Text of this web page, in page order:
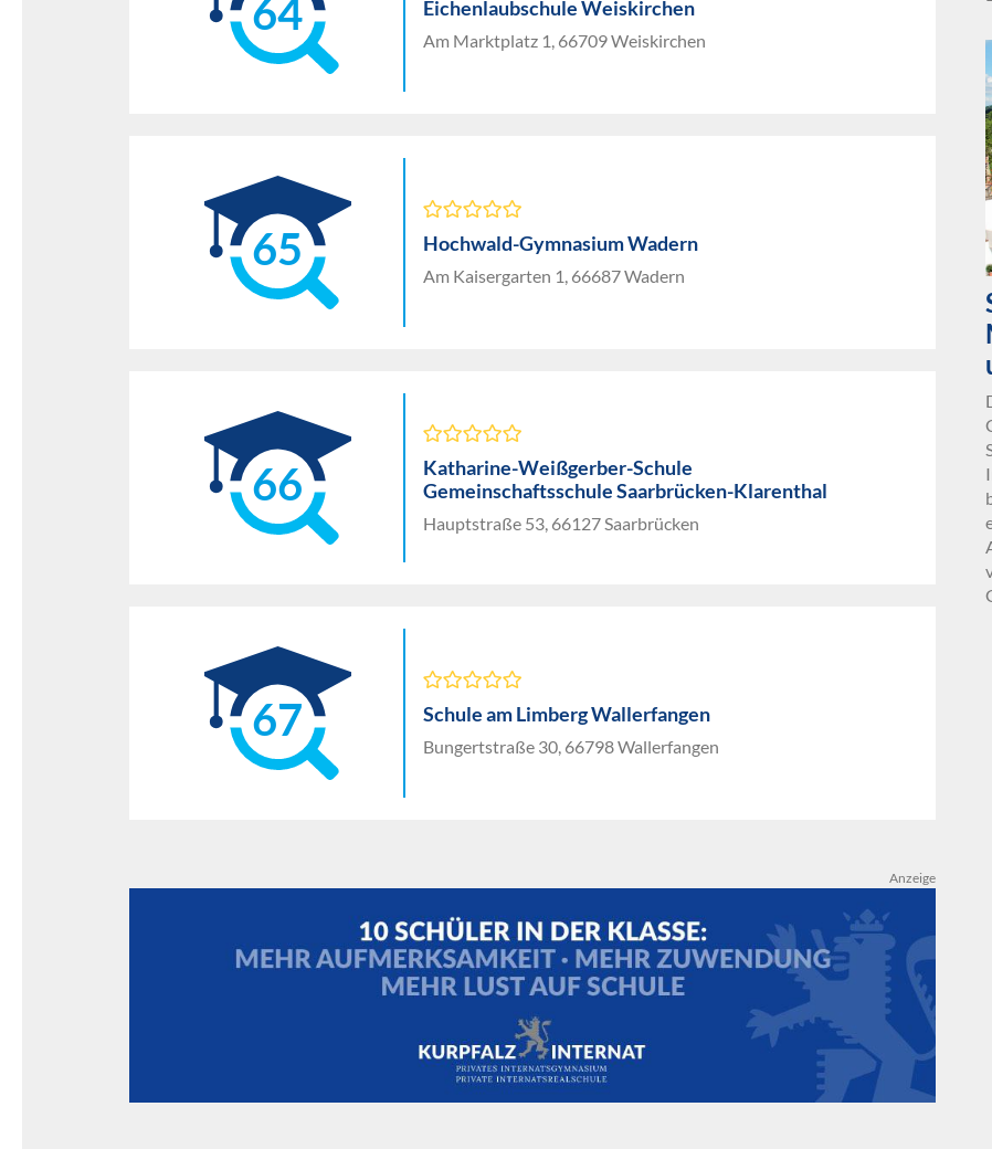
64 Eichenlaubschule Weiskirchen
Am Marktplatz 1, 66709 Weiskirchen
65 Hochwald-Gymnasium Wadern
Am Kaisergarten 1, 66687 Wadern
66
Katharine-Weißgerber-Schule
Gemeinschaftsschule Saarbrücken-Klarenthal
Hauptstraße 53, 66127 Saarbrücken
67 Schule am Limberg Wallerfangen
Bungertstraße 30, 66798 Wallerfangen
Anzeige